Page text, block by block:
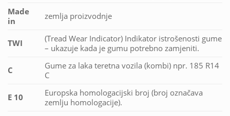
Made
in
zemlja proizvodnje
TWI
(Tread Wear Indicator) Indikator istrošenosti gume
– ukazuje kada je gumu potrebno zamjeniti.
C
Gume za laka teretna vozila (kombi) npr. 185 R14
C
E 10
Europska homologacijski broj (broj označava
zemlju homologacije).